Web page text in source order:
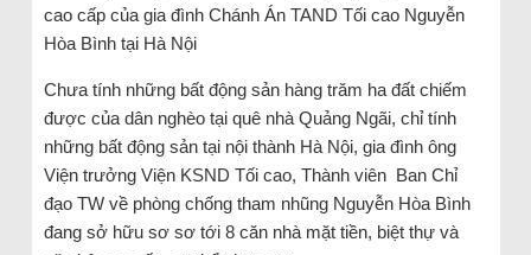
cao cấp của gia đình Chánh Án TAND Tối cao Nguyễn
Hòa Bình tại Hà Nội
Chưa tính những bất động sản hàng trăm ha đất chiếm
được của dân nghèo tại quê nhà Quảng Ngãi, chỉ tính
những bất động sản tại nội thành Hà Nội, gia đình ông
Viện trưởng Viện KSND Tối cao, Thành viên Ban Chỉ
đạo TW về phòng chống tham nhũng Nguyễn Hòa Bình
đang sở hữu sơ sơ tới 8 căn nhà mặt tiền, biệt thự và